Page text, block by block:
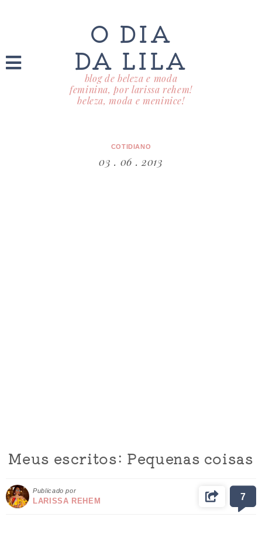
O DIA
DA LILA
blog de beleza e moda
feminina, por larissa rehem!
beleza, moda e meninice!
COTIDIANO
03 . 06 . 2013
Meus escritos: Pequenas coisas
Publicado por
LARISSA REHEM 7